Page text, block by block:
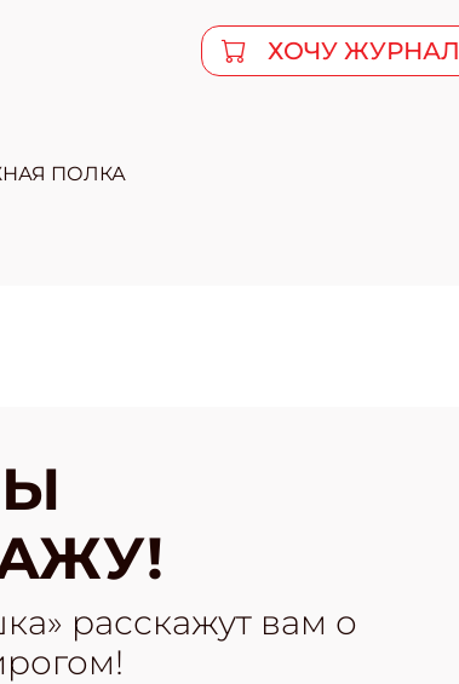
ХОЧУ ЖУРНАЛ
ПОЛКА
расскажут вам о